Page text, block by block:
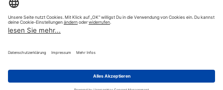
stellenanzeigen.de
Jobblitz.de
AGB | Datenschutz | Impressum